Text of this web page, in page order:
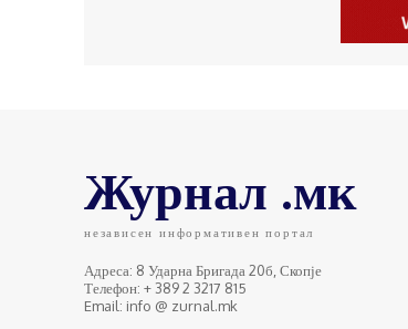
Журнал .мк
независен информативен портал
Адреса: 8 Ударна Бригада 20б, Скопје
Телефон: + 389 2 3217 815
Email: info @ zurnal.mk